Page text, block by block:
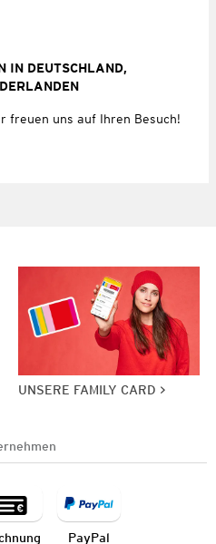
DEUTSCHLAND,
freuen uns auf Ihren Besuch!
UNSERE FAMILY CARD
PayPal